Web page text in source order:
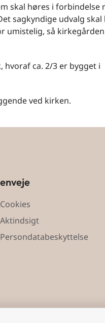
skal høres i forbindelse
sagkyndige udvalg skal
umistelig, så
hvoraf ca. 2/3 er bygget i
ved kirken.
Cookies
Aktindsigt
Persondatabeskyttelse